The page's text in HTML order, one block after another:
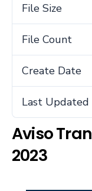
File Size
File Count
Create Date
Last Updated
Aviso
2023